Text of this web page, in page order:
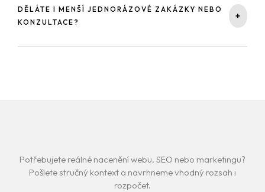
a toho, co už máte připravené. Stačí i několik vět. Důležité
je vědět, co má projekt obchodně přinést.
DĚLÁTE I MENŠÍ JEDNORÁZOVÉ ZAKÁZKY NEBO
KONZULTACE?
+
Potřebujete reálné nacenění webu, SEO nebo marketingu?
Pošlete stručný kontext a navrhneme vhodný rozsah i
rozpočet.